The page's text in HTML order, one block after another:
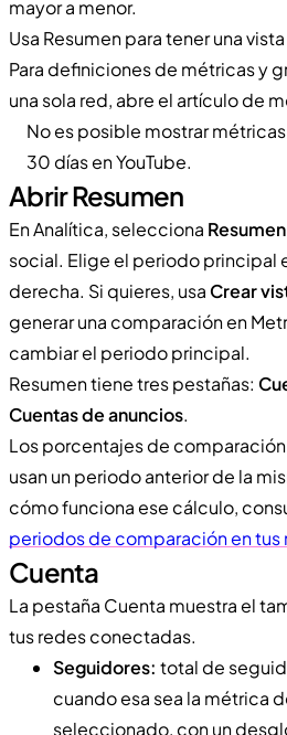
mayor a menor.
Usa Resumen para tener una
Para definiciones de métricas y
una sola red, abre el artículo de
No es posible mostrar
30 días en YouTube.
Abrir Resumen
En Analítica, selecciona Resumen
social. Elige el periodo principal
derecha. Si quieres, usa Crear
generar una comparación en
cambiar el periodo principal.
Resumen tiene tres pestañas:
Cuentas de anuncios.
Los porcentajes de
usan un periodo anterior de la
cómo funciona ese cálculo,
periodos de comparación en tus
Cuenta
La pestaña Cuenta muestra el
tus redes conectadas.
Seguidores: total de
cuando esa sea la métrica
seleccionado, con un